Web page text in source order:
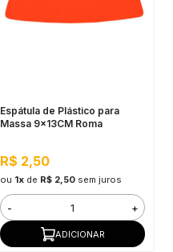
Espátula de Plástico para
Massa 9x13CM Roma
R$ 2,50
ou 1xde R$ 2,50 sem juros
- +
ADICIONAR